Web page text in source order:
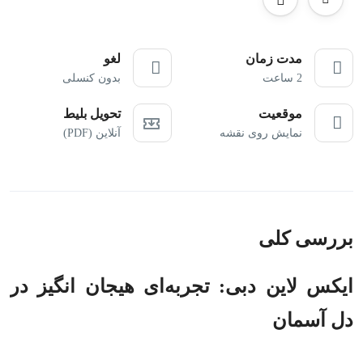
مدت زمان
2 ساعت
لغو
بدون کنسلی
موقعیت
نمایش روی نقشه
تحویل بلیط
آنلاین (PDF)
بررسی کلی
ایکس لاین دبی: تجربه‌ای هیجان‌ انگیز در
دل آسمان